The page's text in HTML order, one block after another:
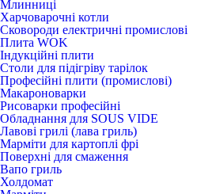
Млинниці
Харчоварочні котли
Сковороди електричні промислові
Плита WOK
Індукційні плити
Столи для підігріву тарілок
Професійні плити (промислові)
Макароноварки
Рисоварки професійні
Обладнання для SOUS VIDE
Лавові грилі (лава гриль)
Марміти для картоплі фрі
Поверхні для смаження
Вапо гриль
Холдомат